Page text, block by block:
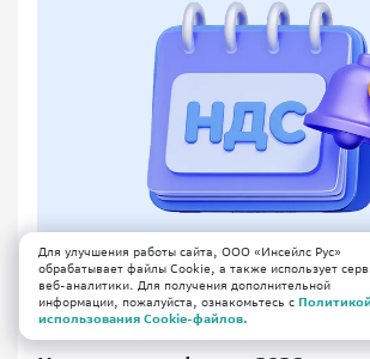
25.12.2025
Для улучшения работы сайта, ООО «Инсейлс Рус»
обрабатывает файлы Cookie, а также использует
веб-аналитики. Для получения дополнительной
информации, пожалуйста, ознакомьтесь с Политикой
использования Cookie-файлов.